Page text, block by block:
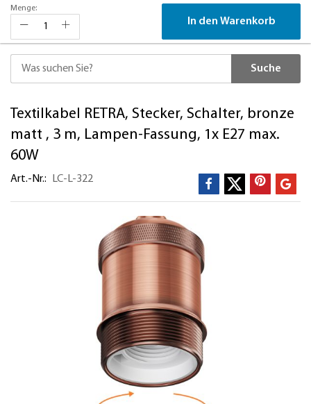
Suche
zumTextilkabel RETRA, Stecker, Schalter, bronze
matt , 3 m, Lampen-Fassung, 1x E27 max.
60W
Art.-Nr. LC-L-322
Menge:
In den Warenkorb